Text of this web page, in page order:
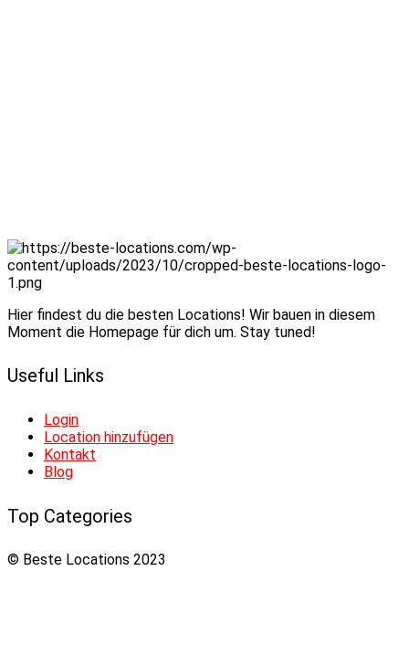
Hier findest du die besten Locations! Wir bauen in diesem
Moment die Homepage für dich um. Stay tuned!
Useful Links
Login
Location hinzufügen
Kontakt
Blog
Top Categories
© Beste Locations 2023